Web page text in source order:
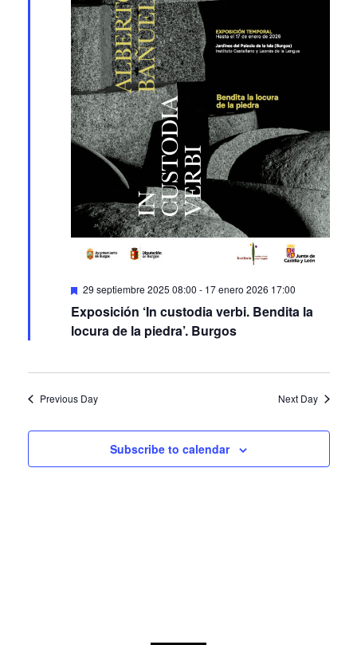
Featured
29 septiembre 2025 08:00 - 17 enero 2026 17:00
Exposición ‘In custodia verbi. Bendita la
locura de la piedra’. Burgos
Previous Day Next Day
Subscribe to calendar